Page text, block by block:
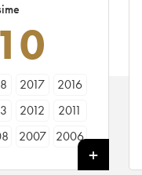
2017
2016
2012
2011
2007
2006